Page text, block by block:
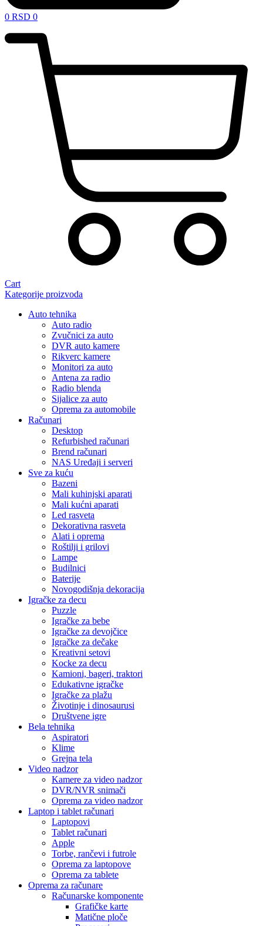
0 RSD 0
Cart
Kategorije proizvoda
Auto tehnika
Auto radio
Zvučnici za auto
DVR auto kamere
Rikverc kamere
Monitori za auto
Antena za radio
Radio blenda
Sijalice za auto
Oprema za automobile
Računari
Desktop
Refurbished računari
Brend računari
NAS Uređaji i serveri
Sve za kuću
Bazeni
Mali kuhinjski aparati
Mali kućni aparati
Led rasveta
Dekorativna rasveta
Alati i oprema
Roštilji i grilovi
Lampe
Budilnici
Baterije
Novogodišnja dekoracija
Igračke za decu
Puzzle
Igračke za bebe
Igračke za devojčice
Igračke za dečake
Kreativni setovi
Kocke za decu
Kamioni, bageri, traktori
Edukativne igračke
Igračke za plažu
Životinje i dinosaurusi
Društvene igre
Bela tehnika
Aspiratori
Klime
Grejna tela
Video nadzor
Kamere za video nadzor
DVR/NVR snimači
Oprema za video nadzor
Laptop i tablet računari
Laptopovi
Tablet računari
Apple
Torbe, rančevi i futrole
Oprema za laptopove
Oprema za tablete
Oprema za računare
Računarske komponente
Grafičke karte
Matične ploče